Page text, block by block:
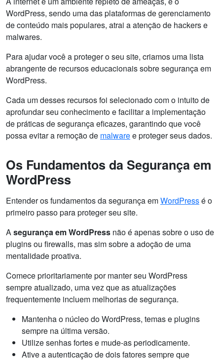
WordPress, sendo uma das plataformas de gerenciamento
de conteúdo mais populares, atrai a atenção de hackers e
malwares.
Para ajudar você a proteger o seu site, criamos uma lista
abrangente de recursos educacionais sobre segurança em
WordPress.
Cada um desses recursos foi selecionado com o intuito de
aprofundar seu conhecimento e facilitar a implementação
de práticas de segurança eficazes, garantindo que você
possa evitar a remoção de malwaree proteger seus dados.
Os Fundamentos da Segurança em
WordPress
Entender os fundamentos da segurança emWordPressé o
primeiro passo para proteger seu site.
Asegurança em WordPress não é apenas sobre o uso de
plugins ou firewalls, mas sim sobre a adoção de uma
mentalidade proativa.
Comece prioritariamente por manter seu WordPress
sempre atualizado, uma vez que as atualizações
frequentemente incluem melhorias de segurança.
Mantenha o núcleo do WordPress, temas e plugins
sempre na última versão.
Utilize senhas fortes e mude-as periodicamente.
Ative a autenticação de dois fatores sempre que